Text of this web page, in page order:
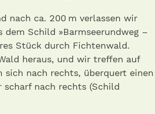
nach ca. 200 m verlassen wir
Schild »Barmseerundweg –
Stück durch Fichtenwald.
heraus, und wir treffen auf
sich nach rechts, überquert einen
nach rechts (Schild